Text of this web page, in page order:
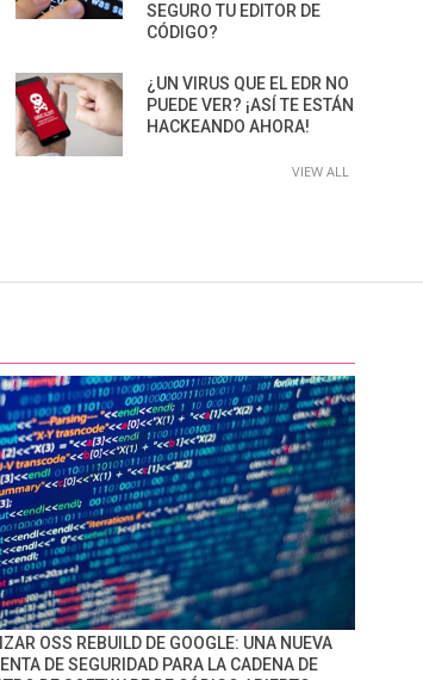
SEGURO TU EDITOR DE
CÓDIGO?
¿UN VIRUS QUE EL EDR NO
PUEDE VER? ¡ASÍ TE ESTÁN
HACKEANDO AHORA!
VIEW ALL
OSS REBUILD DE GOOGLE: UNA NUEVA
DE SEGURIDAD PARA LA CADENA DE